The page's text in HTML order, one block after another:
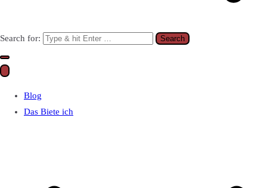
Search for:
Blog
Das Biete ich